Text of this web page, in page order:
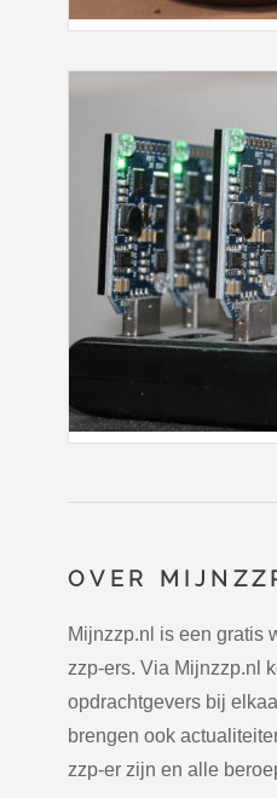
OVER
Mijnzzp.nl is een gratis
zzp-ers. Via Mijnzzp.nl
opdrachtgevers bij
brengen ook
zzp-er zijn en alle